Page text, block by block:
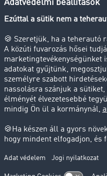
egy olyan megoldás
a felek között.